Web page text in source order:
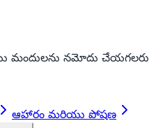
మందులను నమోదు చేయగలరు
ఆహారం మరియు పోషణ